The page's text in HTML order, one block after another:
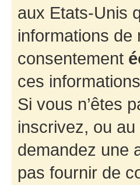
aux Etats-Unis
informations de
consentement
ces
Si vous n’êtes
inscrivez, ou
demandez une
pas fournir de